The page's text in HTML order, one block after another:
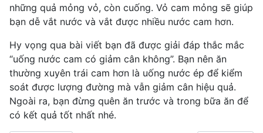
những quả mỏng vỏ, còn cuống. Vỏ cam mỏng sẽ giúp
bạn dễ vắt nước và vắt được nhiều nước cam hơn.
Hy vọng qua bài viết bạn đã được giải đáp thắc mắc
“uống nước cam có giảm cân không”. Bạn nên ăn
thường xuyên trái cam hơn là uống nước ép để kiểm
soát được lượng đường mà vẫn giảm cân hiệu quả.
Ngoài ra, bạn đừng quên ăn trước và trong bữa ăn để
có kết quả tốt nhất nhé.